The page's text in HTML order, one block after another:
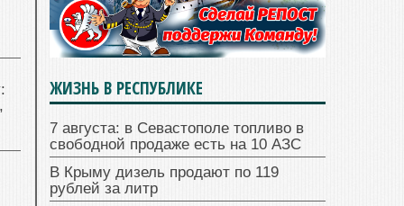
ЖИЗНЬ В РЕСПУБЛИКЕ
7 августа: в Севастополе топливо в
свободной продаже есть на 10 АЗС
В Крыму дизель продают по 119
рублей за литр